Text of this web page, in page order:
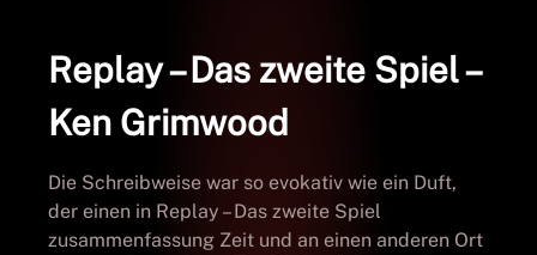
Replay – Das zweite Spiel –
Ken Grimwood
Die Schreibweise war so evokativ wie ein Duft,
der einen in Replay – Das zweite Spiel
zusammenfassung Zeit und an einen anderen Ort